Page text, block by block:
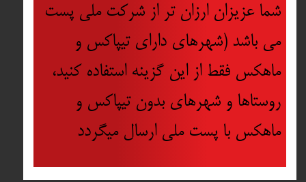
شما عزیزان ارزان تر از شرکت ملی پست
می باشد (شهرهای دارای تیپاکس و
ماهکس فقط از این گزینه استفاده کنید،
روستاها و شهرهای بدون تیپاکس و
ماهکس با پست ملی ارسال میگردد